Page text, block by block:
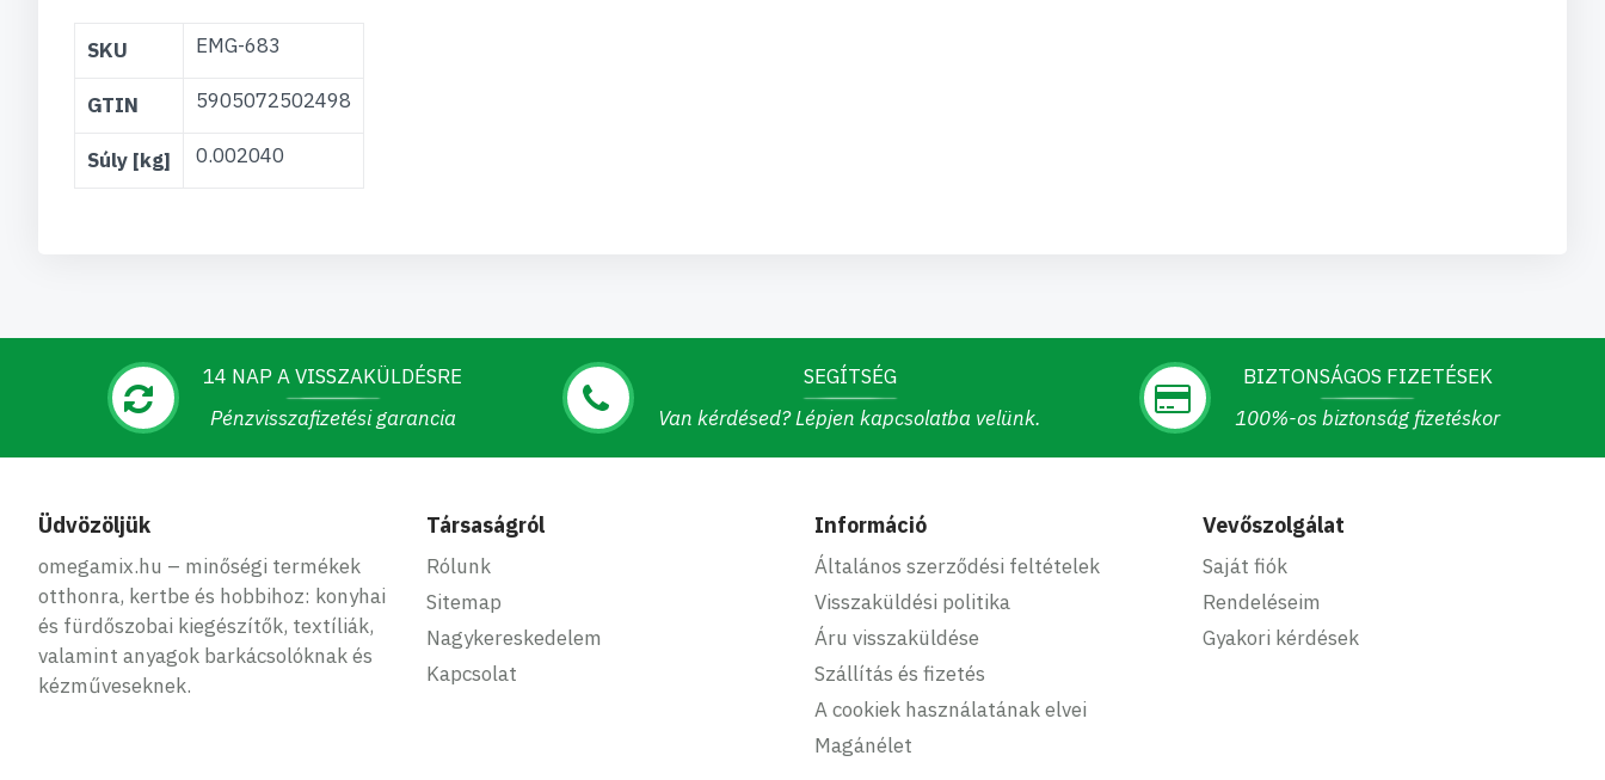
információ
SKU EMG-683
GTIN 5905072502498
Súly [kg] 0.002040
14 NAP A VISSZAKÜLDÉSRE
Pénzvisszafizetési garancia
SEGÍTSÉG
Van kérdésed? Lépjen kapcsolatba velünk.
BIZTONSÁGOS FIZETÉSEK
100%-os biztonság fizetéskor
Üdvözöljük
omegamix.hu – minőségi termékek
otthonra, kertbe és hobbihoz: konyhai
és fürdőszobai kiegészítők, textíliák,
valamint anyagok barkácsolóknak és
kézműveseknek.
Társaságról
Rólunk
Sitemap
Nagykereskedelem
Kapcsolat
Információ
Általános szerződési feltételek
Visszaküldési politika
Áru visszaküldése
Szállítás és fizetés
A cookiek használatának elvei
Magánélet
Vevőszolgálat
Saját fiók
Rendeléseim
Gyakori kérdések